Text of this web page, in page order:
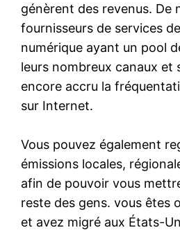
génèrent des revenus. De
fournisseurs de services
numérique ayant un pool
leurs nombreux canaux et
encore accru la
sur Internet.
Vous pouvez également
émissions locales,
afin de pouvoir vous
reste des gens. vous êtes
et avez migré aux États-